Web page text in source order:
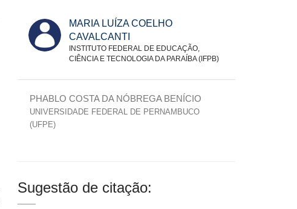
MARIA LUÍZA COELHO
CAVALCANTI
INSTITUTO FEDERAL DE EDUCAÇÃO,
CIÊNCIA E TECNOLOGIA DA PARAÍBA (IFPB)
PHABLO COSTA DA NÓBREGA BENÍCIO
UNIVERSIDADE FEDERAL DE PERNAMBUCO
(UFPE)
Sugestão de citação: